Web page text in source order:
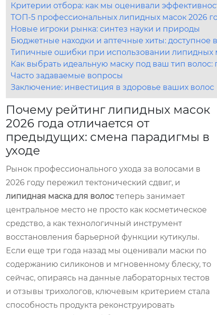
Критерии отбора: как мы оценивали
ТОП-5 профессиональных липидных масок 2026
Новые игроки рынка: синтез науки и природы
Бюджетные находки и аптечные хиты: доступное
Типичные ошибки при использовании липидных
Как выбрать идеальную маску под ваш тип волос:
Часто задаваемые вопросы
Заключение: инвестиция в здоровье ваших волос
Почему рейтинг липидных масок
2026 года отличается от
предыдущих: смена парадигмы в
уходе
Рынок профессионального ухода за волосами в
2026 году пережил тектонический сдвиг, и
липидная маска для волос теперь занимает
центральное место не просто как косметическое
средство, а как технологичный инструмент
восстановления барьерной функции кутикулы.
Если еще три года назад мы оценивали маски по
содержанию силиконов и мгновенному блеску, то
сейчас, опираясь на данные лабораторных тестов
и отзывы трихологов, ключевым критерием стала
способность продукта реконструировать